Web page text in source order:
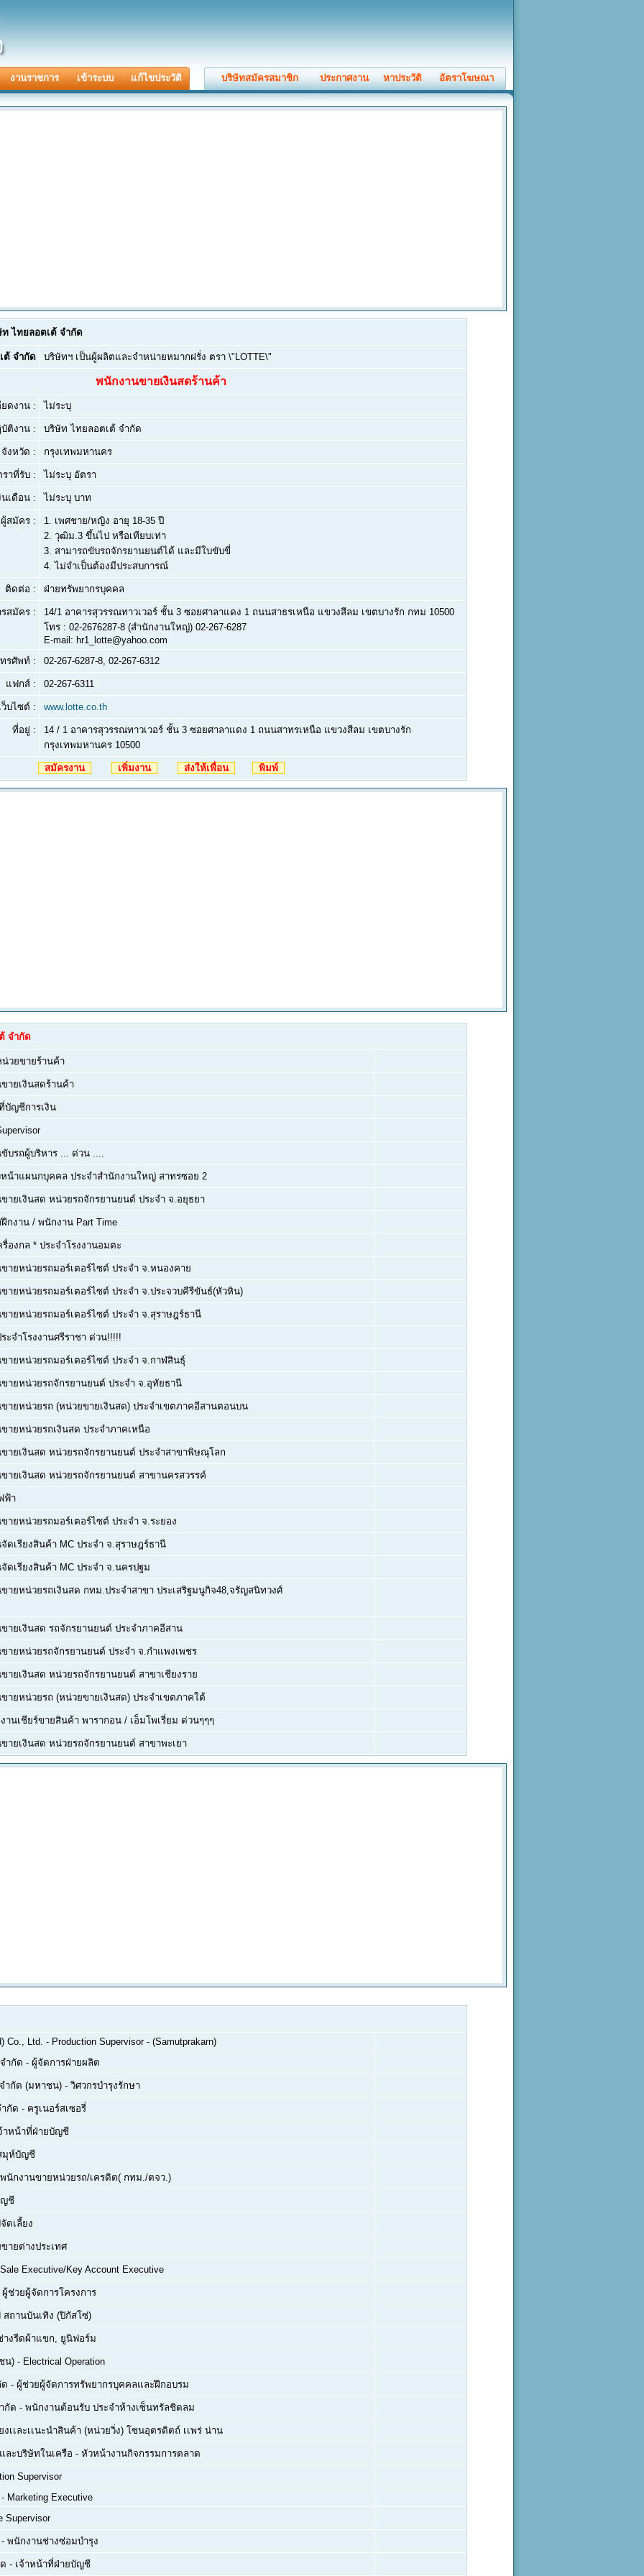
งานราชการ เข้าระบบ แก้ไขประวัติ บริษัทสมัครสมาชิก ประกาศงาน หาประวัติ อัตราโฆษณา
ไทยลอตเต้ จำกัด
ต้ จำกัด บริษัทฯ เป็นผู้ผลิตและจำหน่ายหมากฝรั่ง ตรา \"LOTTE\"
พนักงานขายเงินสดร้านค้า
ยดงาน : ไม่ระบุ
ติงาน : บริษัท ไทยลอตเต้ จำกัด
จังหวัด : กรุงเทพมหานคร
ราที่รับ : ไม่ระบุ อัตรา
นเดือน : ไม่ระบุ บาท
สมัคร : 1. เพศชาย/หญิง อายุ 18-35 ปี
2. วุฒิม.3 ขึ้นไป หรือเทียบเท่า
3. สามารถขับรถจักรยานยนต์ได้ และมีใบขับขี่
4. ไม่จำเป็นต้องมีประสบการณ์
ติดต่อ : ฝ่ายทรัพยากรบุคคล
รสมัคร :
14/1 อาคารสุวรรณทาวเวอร์ ชั้น 3 ซอยศาลาแดง 1 ถนนสาธรเหนือ แขวงสีลม เขตบางรัก กทม 10500
โทร : 02-2676287-8 (สำนักงานใหญ่) 02-267-6287
E-mail: hr1_lotte@yahoo.com
รศัพท์ :
02-267-6287-8, 02-267-6312
แฟกส์ : 02-267-6311
ว็บไซต์ : www.lotte.co.th
ที่อยู่ :
14 / 1 อาคารสุวรรณทาวเวอร์ ชั้น 3 ซอยศาลาแดง 1 ถนนสาทรเหนือ แขวงสีลม เขตบางรัก
กรุงเทพมหานคร 10500
สมัครงาน เพิ่มงาน ส่งให้เพื่อน พิมพ์
จำกัด
วยขายร้านค้า
ายเงินสดร้านค้า
บัญชีการเงิน
บรถผู้บริหาร ... ด่วน ....
น้าแผนกบุคคล ประจำสำนักงานใหญ่ สาทรซอย 2
ายเงินสด หน่วยรถจักรยานยนต์ ประจำ จ.อยุธยา
กงาน / พนักงาน Part Time
รื่องกล * ประจำโรงงานอมตะ
ายหน่วยรถมอร์เตอร์ไซต์ ประจำ จ.หนองคาย
ายหน่วยรถมอร์เตอร์ไซต์ ประจำ จ.ประจวบคีรีขันธ์(หัวหิน)
ายหน่วยรถมอร์เตอร์ไซต์ ประจำ จ.สุราษฎร์ธานี
ะจำโรงงานศรีราชา ด่วน!!!!!
ายหน่วยรถมอร์เตอร์ไซต์ ประจำ จ.กาฬสินธุ์
ายหน่วยรถจักรยานยนต์ ประจำ จ.อุทัยธานี
ายหน่วยรถ (หน่วยขายเงินสด) ประจำเขตภาคอีสานตอนบน
ายหน่วยรถเงินสด ประจำภาคเหนือ
ายเงินสด หน่วยรถจักรยานยนต์ ประจำสาขาพิษณุโลก
ายเงินสด หน่วยรถจักรยานยนต์ สาขานครสวรรค์
ฟ้า
ายหน่วยรถมอร์เตอร์ไซต์ ประจำ จ.ระยอง
ดเรียงสินค้า MC ประจำ จ.สุราษฎร์ธานี
ดเรียงสินค้า MC ประจำ จ.นครปฐม
ายหน่วยรถเงินสด กทม.ประจำสาขา ประเสริฐมนูกิจ48,จรัญสนิทวงศ์
ายเงินสด รถจักรยานยนต์ ประจำภาคอีสาน
ายหน่วยรถจักรยานยนต์ ประจำ จ.กำแพงเพชร
ายเงินสด หน่วยรถจักรยานยนต์ สาขาเชียงราย
ายหน่วยรถ (หน่วยขายเงินสด) ประจำเขตภาคใต้
านเชียร์ขายสินค้า พารากอน / เอ็มโพเรี่ยม ด่วนๆๆๆ
ายเงินสด หน่วยรถจักรยานยนต์ สาขาพะเยา
Co., Ltd. - Production Supervisor - (Samutprakarn)
ำกัด - ผู้จัดการฝ่ายผลิต
ำกัด (มหาชน) - วิศวกรบำรุงรักษา
กัด - ครูเนอร์สเซอรี่
าหน้าที่ฝ่ายบัญชี
มุห์บัญชี
พนักงานขายหน่วยรถ/เครดิต( กทม./ตจว.)
ญชี
ดเลี้ยง
ายต่างประเทศ
Sale Executive/Key Account Executive
ผู้ช่วยผู้จัดการโครงการ
สถานบันเทิง (ปิกัสโซ่)
างรีดผ้าแขก, ยูนิฟอร์ม
น) - Electrical Operation
- ผู้ช่วยผู้จัดการทรัพยากรบุคคลและฝึกอบรม
กัด - พนักงานต้อนรับ ประจำห้างเซ็นทรัลชิดลม
งเเละเเนะนำสินค้า (หน่วยวิ่ง) โซนอุตรดิตถ์ เเพร่ น่าน
ละบริษัทในเครือ - หัวหน้างานกิจกรรมการตลาด
Supervisor
Marketing Executive
Supervisor
พนักงานช่างซ่อมบำรุง
- เจ้าหน้าที่ฝ่ายบัญชี